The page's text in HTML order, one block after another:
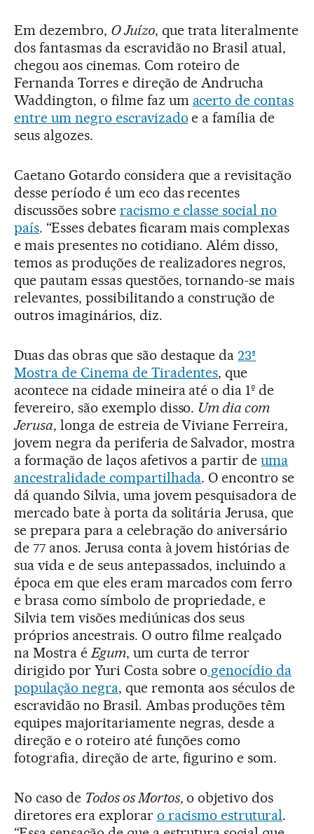
Em dezembro, O Juízo, que trata literalmente
dos fantasmas da escravidão no Brasil atual,
chegou aos cinemas. Com roteiro de
Fernanda Torres e direção de Andrucha
Waddington, o filme faz um acerto de contas
entre um negro escravizado e a família de
seus algozes.
Caetano Gotardo considera que a revisitação
desse período é um eco das recentes
discussões sobre racismo e classe social no
país. “Esses debates ficaram mais complexas
e mais presentes no cotidiano. Além disso,
temos as produções de realizadores negros,
que pautam essas questões, tornando-se mais
relevantes, possibilitando a construção de
outros imaginários, diz.
Duas das obras que são destaque da23ª
Mostra de Cinema de Tiradentes, que
acontece na cidade mineira até o dia 1º de
fevereiro, são exemplo disso. Um dia com
Jerusa, longa de estreia de Viviane Ferreira,
jovem negra da periferia de Salvador, mostra
a formação de laços afetivos a partir deuma
ancestralidade compartilhada. O encontro se
dá quando Silvia, uma jovem pesquisadora de
mercado bate à porta da solitária Jerusa, que
se prepara para a celebração do aniversário
de 77 anos. Jerusa conta à jovem histórias de
sua vida e de seus antepassados, incluindo a
época em que eles eram marcados com ferro
e brasa como símbolo de propriedade, e
Silvia tem visões mediúnicas dos seus
próprios ancestrais. O outro filme realçado
na Mostra éEgum, um curta de terror
dirigido por Yuri Costa sobre o genocídio da
população negra, que remonta aos séculos de
escravidão no Brasil. Ambas produções têm
equipes majoritariamente negras, desde a
direção e o roteiro até funções como
fotografia, direção de arte, figurino e som.
No caso de Todos os Mortos, o objetivo dos
diretores era explorar o racismo estrutural.